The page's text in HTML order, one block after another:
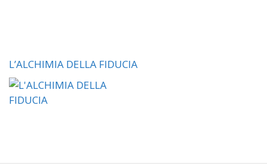
L’ALCHIMIA DELLA FIDUCIA